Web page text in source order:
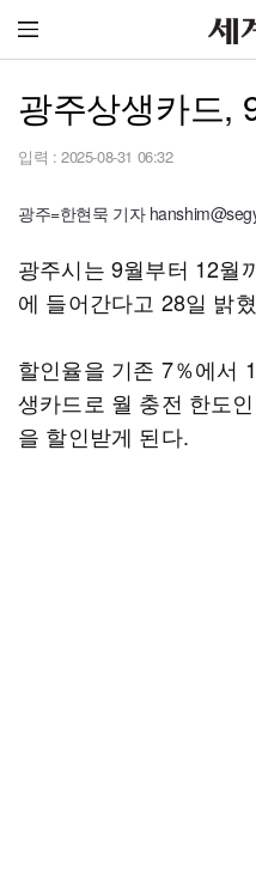
광주상생카드,
입력 : 2025-08-31 06:32
광주=한현묵 기자
광주시는 9월부터 12월
에 들어간다고 28일 밝
할인율을 기존 7％에서
생카드로 월 충전 한도
을 할인받게 된다.